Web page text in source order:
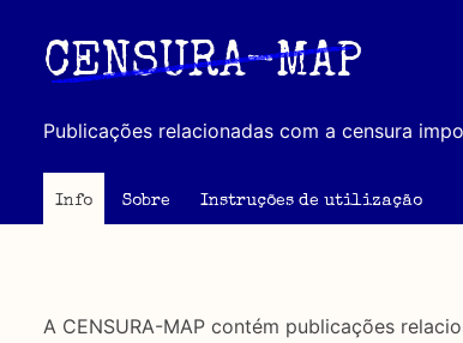
principal
CENSURA-MAP
Publicações relacionadas com a censura
Info Sobre Instruções de utilização
A CENSURA-MAP contém publicações